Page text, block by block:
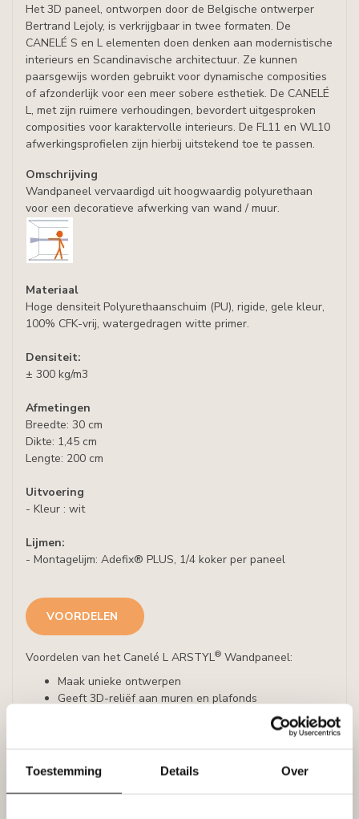
Toestemming Details Over
Het 3D paneel, ontworpen door de Belgische ontwerper
Bertrand Lejoly, is verkrijgbaar in twee formaten. De
CANELÉ S en L elementen doen denken aan modernistische
interieurs en Scandinavische architectuur. Ze kunnen
paarsgewijs worden gebruikt voor dynamische composities
of afzonderlijk voor een meer sobere esthetiek. De CANELÉ
L, met zijn ruimere verhoudingen, bevordert uitgesproken
composities voor karaktervolle interieurs. De FL11 en WL10
afwerkingsprofielen zijn hierbij uitstekend toe te passen.
Omschrijving
Wandpaneel vervaardigd uit hoogwaardig polyurethaan
voor een decoratieve afwerking van wand / muur.
Materiaal
Hoge densiteit Polyurethaanschuim (PU), rigide, gele kleur,
100% CFK-vrij, watergedragen witte primer.
Densiteit:
± 300 kg/m3
Afmetingen
Breedte: 30 cm
Dikte: 1,45 cm
Lengte: 200 cm
Uitvoering
- Kleur : wit
Lijmen:
- Montagelijm: Adefix® PLUS, 1/4 koker per paneel
VOORDELEN
Voordelen van het Canelé L ARSTYL® Wandpaneel:
Maak unieke ontwerpen
Geeft 3D-reliëf aan muren en plafonds
TOEPASSING